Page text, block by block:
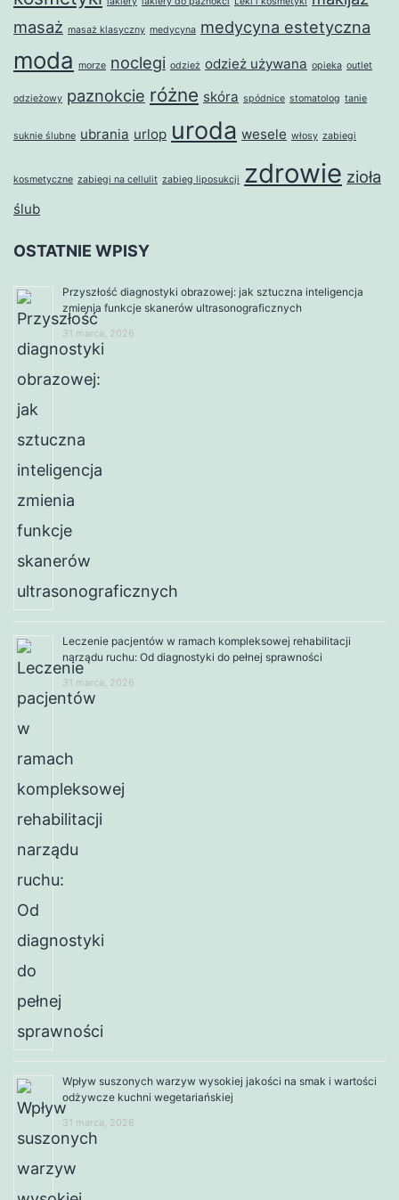
masaż masaż klasyczny medycyna medycyna estetyczna
moda morze noclegi odzież odzież używana opieka outlet
odzieżowy paznokcie różne skóra spódnice stomatolog tanie
suknie ślubne ubrania urlop uroda wesele włosy zabiegi
kosmetyczne zabiegi na cellulit zabieg liposukcji zdrowie zioła
ślub
OSTATNIE WPISY
Przyszłość diagnostyki obrazowej: jak sztuczna inteligencja
zmienia funkcje skanerów ultrasonograficznych
31 marca, 2026
Leczenie pacjentów w ramach kompleksowej rehabilitacji
narządu ruchu: Od diagnostyki do pełnej sprawności
31 marca, 2026
Wpływ suszonych warzyw wysokiej jakości na smak i wartości
odżywcze kuchni wegetariańskiej
31 marca, 2026